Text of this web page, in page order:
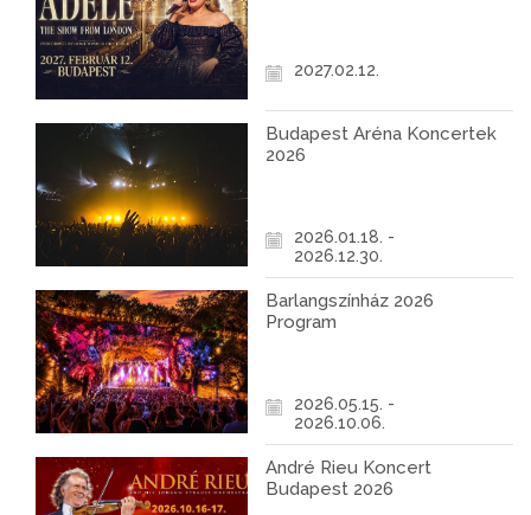
2027.02.12.
Budapest Aréna Koncertek
2026
2026.01.18. -
2026.12.30.
Barlangszínház 2026
Program
2026.05.15. -
2026.10.06.
André Rieu Koncert
Budapest 2026